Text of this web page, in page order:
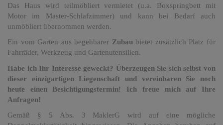
Das Haus wird teilmöbliert vermietet (u.a. Boxspringbett mit
Motor im Master-Schlafzimmer) und kann bei Bedarf auch
unmöbliert übernommen werden.
Ein vom Garten aus begehbarer Zubau bietet zusätzlich Platz für
Fahrräder, Werkzeug und Gartenutensilien.
Habe ich Ihr Interesse geweckt? Überzeugen Sie sich selbst von
dieser einzigartigen Liegenschaft und vereinbaren Sie noch
heute einen Besichtigungstermin! Ich freue mich auf Ihre
Anfragen!
Gemäß § 5 Abs. 3 MaklerG wird auf eine mögliche